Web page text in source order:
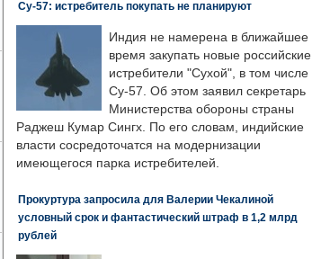
Су-57: истребитель покупать не планируют
Индия не намерена в ближайшее
время закупать новые российские
истребители "Сухой", в том числе
Су-57. Об этом заявил секретарь
Министерства обороны страны
Раджеш Кумар Сингх. По его словам, индийские
власти сосредоточатся на модернизации
имеющегося парка истребителей.
Прокуртура запросила для Валерии Чекалиной
условный срок и фантастический штраф в 1,2 млрд
рублей